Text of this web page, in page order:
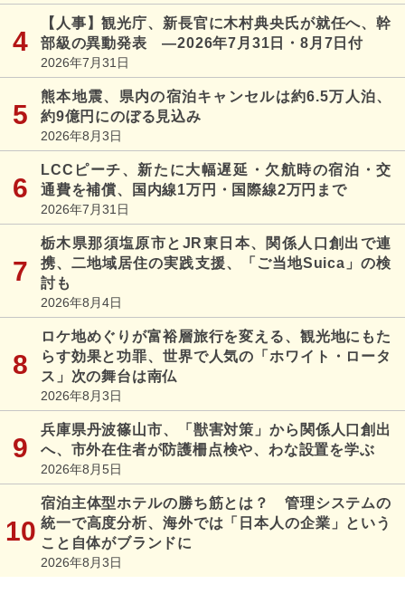
【人事】観光庁、新長官に木村典央氏が就任へ、幹
部級の異動発表 ―2026年7月31日・8月7日付
2026年7月31日
熊本地震、県内の宿泊キャンセルは約6.5万人泊、
約9億円にのぼる見込み
2026年8月3日
LCCピーチ、新たに大幅遅延・欠航時の宿泊・交
通費を補償、国内線1万円・国際線2万円まで
2026年7月31日
栃木県那須塩原市とJR東日本、関係人口創出で連
携、二地域居住の実践支援、「ご当地Suica」の検
討も
2026年8月4日
ロケ地めぐりが富裕層旅行を変える、観光地にもた
らす効果と功罪、世界で人気の「ホワイト・ロータ
ス」次の舞台は南仏
2026年8月3日
兵庫県丹波篠山市、「獣害対策」から関係人口創出
へ、市外在住者が防護柵点検や、わな設置を学ぶ
2026年8月5日
宿泊主体型ホテルの勝ち筋とは？ 管理システムの
統一で高度分析、海外では「日本人の企業」という
こと自体がブランドに
2026年8月3日